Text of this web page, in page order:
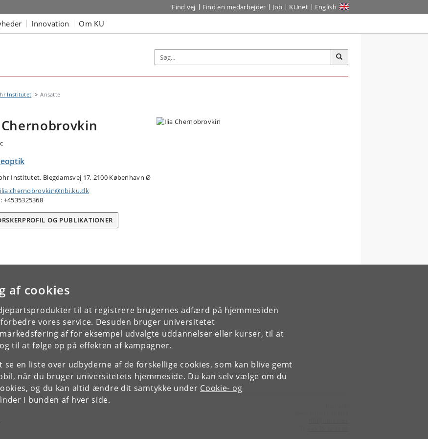
af cookies
til at registrere brugernes adfærd på hjemmesiden
vores service. Desuden bruger universitetet
af for eksempel udvalgte uddannelser eller kurser, til at
til at følge op på effekten af kampagner.
se en liste over udbyderne af de forskellige cookies, som kan blive gemt
når du bruger universitetets hjemmeside. Du kan selv vælge om du
og du kan altid ændre dit samtykke under Cookie- og
i bunden af hver side.
Find vej Find en medarbejder Job KUnet English
Innovation Om KU
Institutet Ansatte
Institutet, Blegdamsvej 17, 2100 København Ø
ilia.chernobrovkin@nbi.ku.dk
+4535325368
OG PUBLIKATIONER